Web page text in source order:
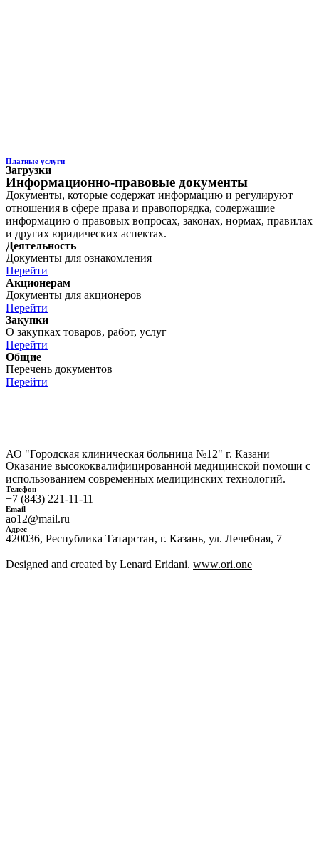
Платные услуги
Загрузки
Информационно-правовые документы
Документы, которые содержат информацию и регулируют
отношения в сфере права и правопорядка, содержащие
информацию о правовых вопросах, законах, нормах, правилах
и других юридических аспектах.
Деятельность
Документы для ознакомления
Перейти
Акционерам
Документы для акционеров
Перейти
Закупки
О закупках товаров, работ, услуг
Перейти
Общие
Перечень документов
Перейти
АО "Городская клиническая больница №12" г. Казани
Оказание высококвалифицированной медицинской помощи с
использованием современных медицинских технологий.
Телефон
+7 (843) 221-11-11
Email
ао12@mail.ru
Адрес
420036, Республика Татарстан, г. Казань, ул. Лечебная, 7
Designed and created by Lenard Eridani. www.ori.one